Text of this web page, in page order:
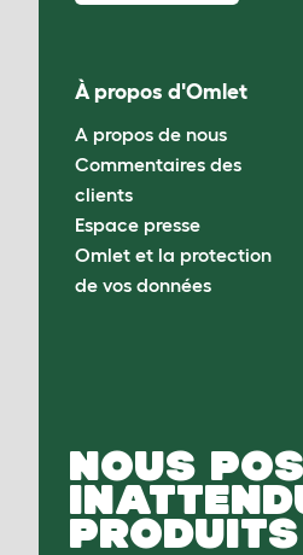
À propos d'Omlet
A propos de nous
Commentaires des
clients
Espace presse
Omlet et la protection
de vos données
NOUS